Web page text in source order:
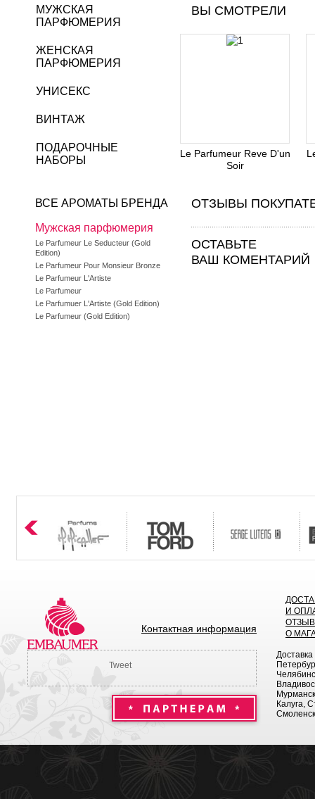
ВЫ СМОТРЕЛИ
Le Parfumeur Reve D'un
Soir
ОТЗЫВЫ
ОСТАВЬТЕ
ВАШ КОМЕНТАРИЙ
МУЖСКАЯ
ПАРФЮМЕРИЯ
ЖЕНСКАЯ
ПАРФЮМЕРИЯ
УНИСЕКС
ВИНТАЖ
ПОДАРОЧНЫЕ
НАБОРЫ
ВСЕ АРОМАТЫ БРЕНДА
Мужская парфюмерия
Le Parfumeur Le Seducteur (Gold
Edition)
Le Parfumeur Pour Monsieur Bronze
Le Parfumeur L'Artiste
Le Parfumeur
Le Parfumuer L'Artiste (Gold Edition)
Le Parfumeur (Gold Edition)
Контактная информация
И
О
Tweet
Калуга,